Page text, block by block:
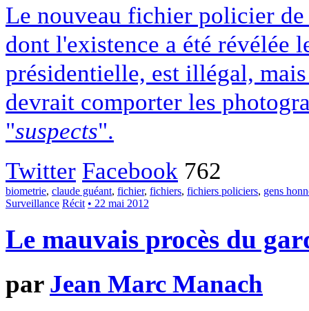
Le nouveau fichier policier
dont l'existence a été révélée
présidentielle, est illégal,
devrait comporter les
"suspects".
Twitter Facebook 762
biometrie, claude guéant, fichier, fichiers, fichiers policiers, gens
Surveillance Récit • 22 mai 2012
Le mauvais procès du
par Jean Marc Manach